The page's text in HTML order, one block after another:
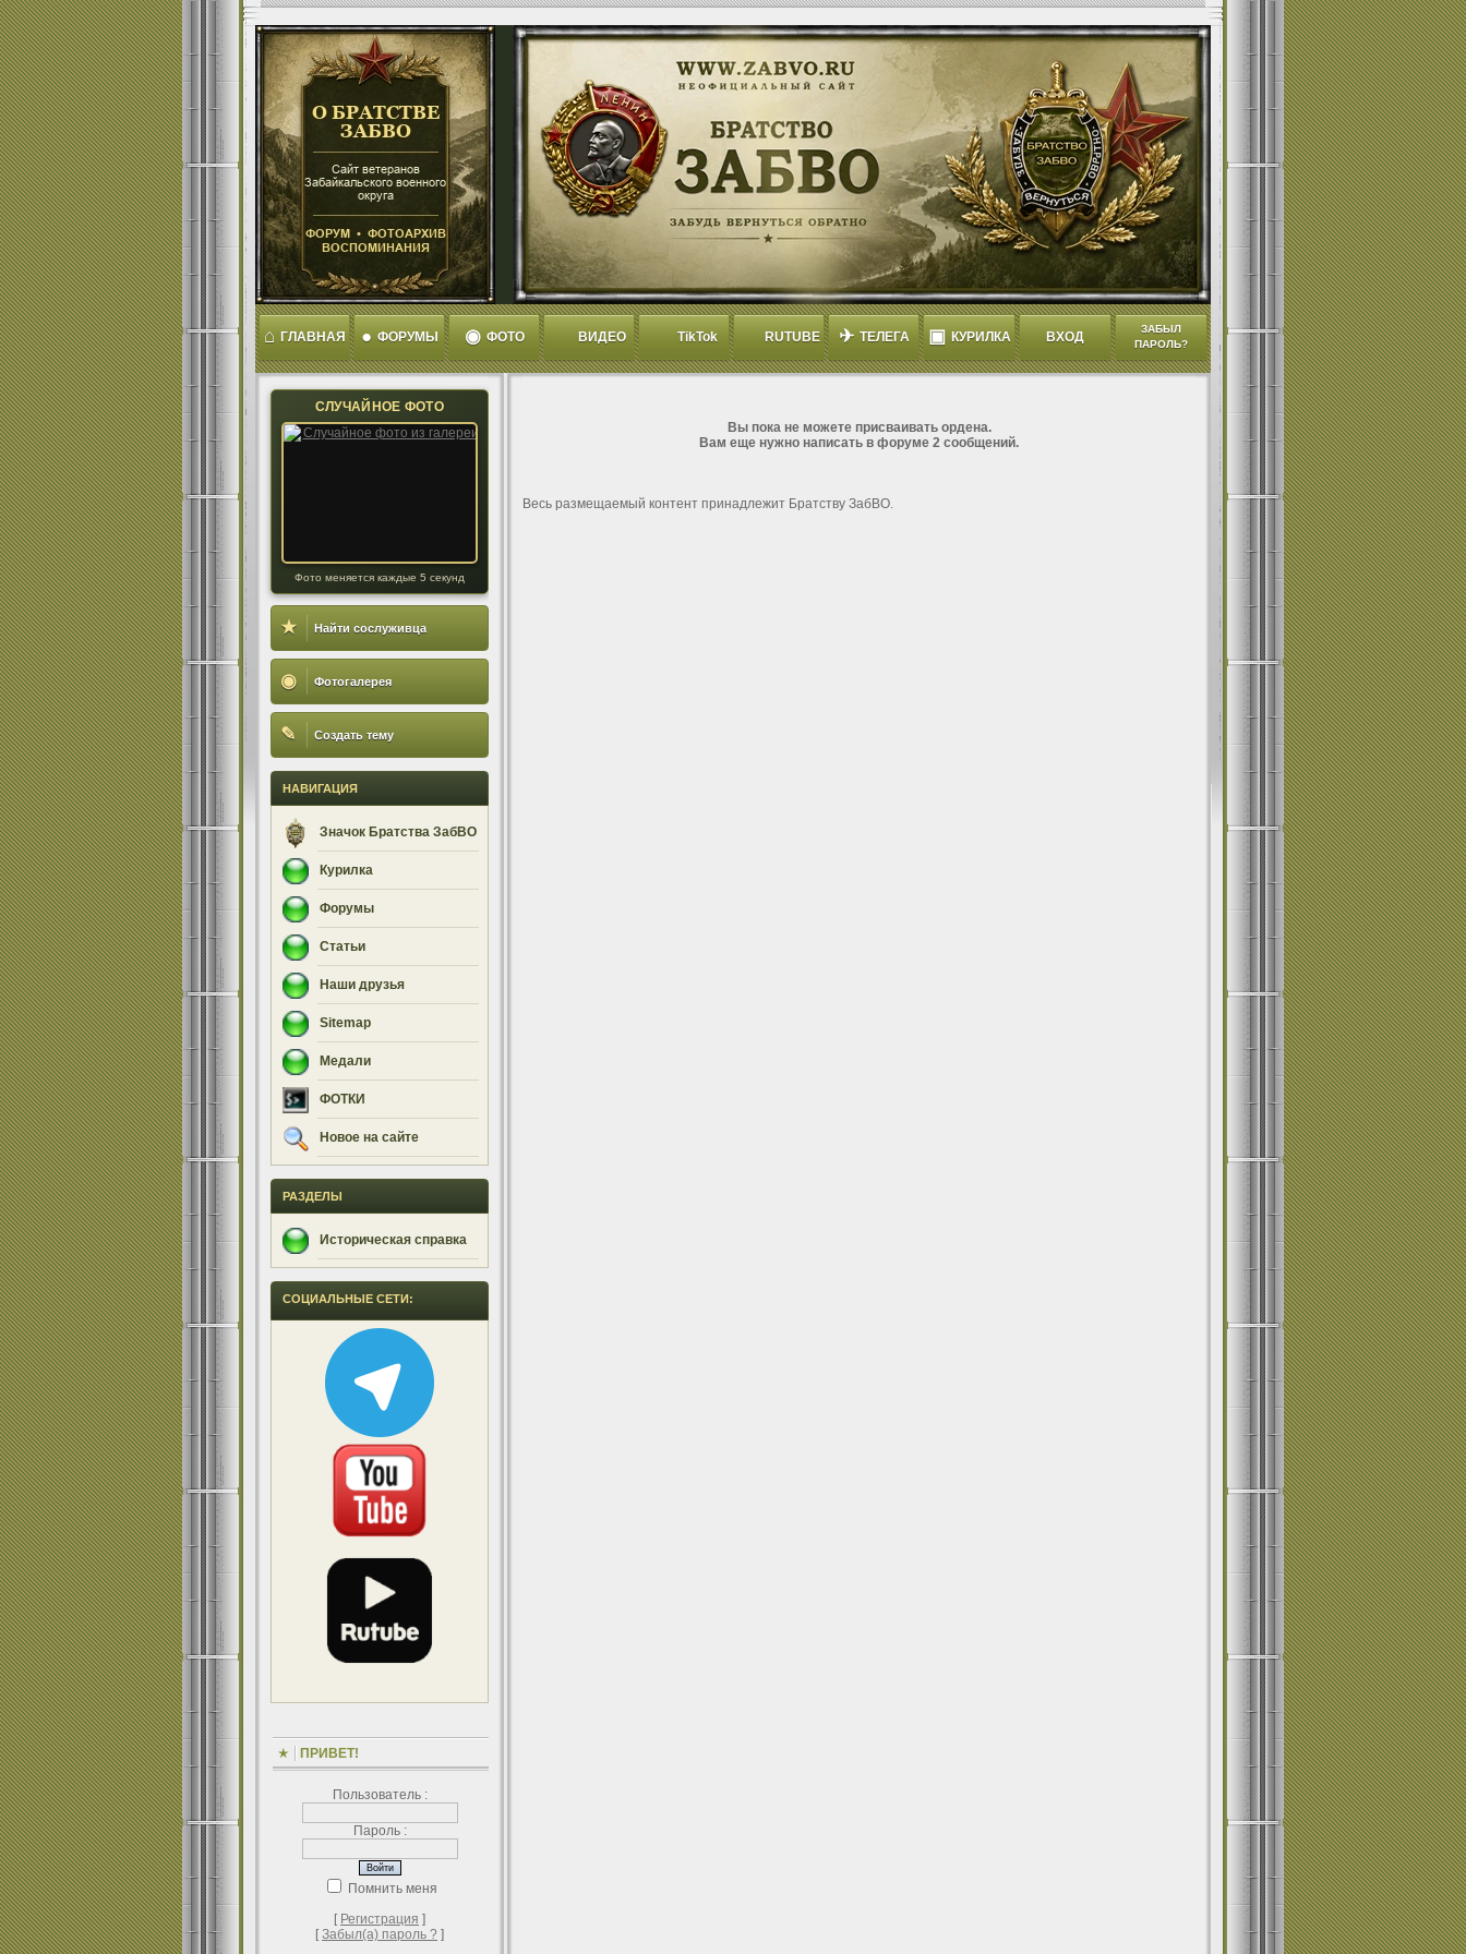
⌂ ГЛАВНАЯ ● ФОРУМЫ ◉ ФОТО ВИДЕО TikTok RUTUBE ✈ ТЕЛЕГА ▣ КУРИЛКА ВХОД
ЗАБЫЛ
ПАРОЛЬ?
СЛУЧАЙНОЕ ФОТО
Фото меняется каждые 5 секунд
★ Найти сослуживца
◉ Фотогалерея
✎ Создать тему
НАВИГАЦИЯ
Значок Братства ЗабВО
Курилка
Форумы
Статьи
Наши друзья
Sitemap
Медали
ФОТКИ
Новое на сайте
РАЗДЕЛЫ
Историческая справка
СОЦИАЛЬНЫЕ СЕТИ:
ПРИВЕТ!
Пользователь :
Пароль :
Помнить меня
[ Регистрация ]
[Забыл(а) пароль ? ]
Вы пока не можете присваивать ордена.
Вам еще нужно написать в форуме 2 сообщений.
Весь размещаемый контент принадлежит Братству ЗабВО.